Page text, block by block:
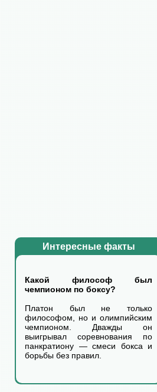
Интересные факты
Какой философ был
чемпионом по боксу?
Платон был не только
философом, но и олимпийским
чемпионом. Дважды он
выигрывал соревнования по
панкратиону — смеси бокса и
борьбы без правил.